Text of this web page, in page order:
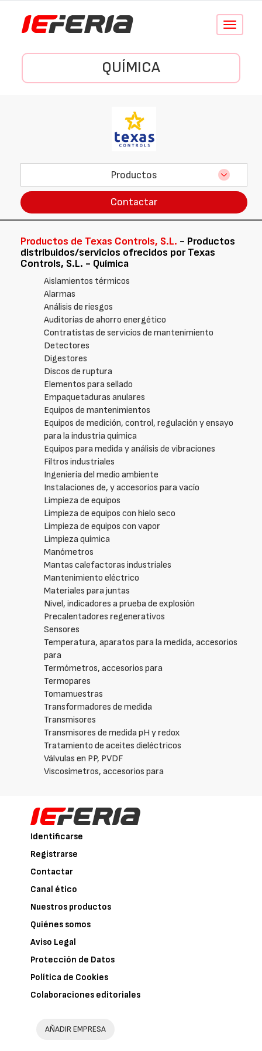
Conmutar
QUÍMICA
Productos
Contactar
Productos de Texas Controls, S.L. - Productos
distribuidos/servicios ofrecidos por Texas
Controls, S.L. - Química
Aislamientos térmicos
Alarmas
Análisis de riesgos
Auditorías de ahorro energético
Contratistas de servicios de mantenimiento
Detectores
Digestores
Discos de ruptura
Elementos para sellado
Empaquetaduras anulares
Equipos de mantenimientos
Equipos de medición, control, regulación y ensayo
para la industria química
Equipos para medida y análisis de vibraciones
Filtros industriales
Ingeniería del medio ambiente
Instalaciones de, y accesorios para vacío
Limpieza de equipos
Limpieza de equipos con hielo seco
Limpieza de equipos con vapor
Limpieza química
Manómetros
Mantas calefactoras industriales
Mantenimiento eléctrico
Materiales para juntas
Nivel, indicadores a prueba de explosión
Precalentadores regenerativos
Sensores
Temperatura, aparatos para la medida, accesorios
para
Termómetros, accesorios para
Termopares
Tomamuestras
Transformadores de medida
Transmisores
Transmisores de medida pH y redox
Tratamiento de aceites dieléctricos
Válvulas en PP, PVDF
Viscosímetros, accesorios para
Identificarse
Registrarse
Contactar
Canal ético
Nuestros productos
Quiénes somos
Aviso Legal
Protección de Datos
Política de Cookies
Colaboraciones editoriales
AÑADIR EMPRESA